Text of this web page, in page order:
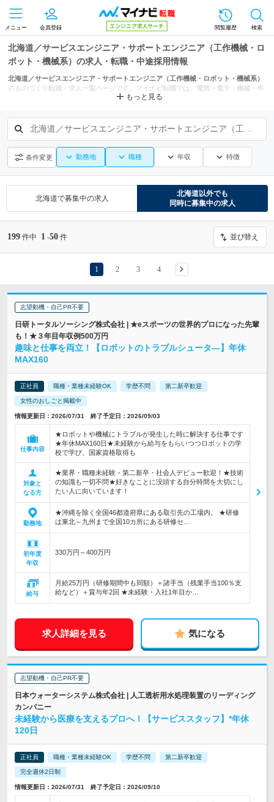
メニュー 会員登録 閲覧履歴 検索
北海道／サービスエンジニア・サポートエンジニア（工作機械・ロ
ボット・機械系）の求人・転職・中途採用情報
北海道／サービスエンジニア・サポートエンジニア（工作機械・ロボット・機械系）
のものづくり転職・求人一覧ページです。マイナビ転職では、電気・電子・機械・半
導体の転職・求人情報をサービスエンジニア・サポートエンジニア（家電・コンピュ
器系）、サービスエンジニア・サポートエンジニア（自動車・輸送用機器系）などの
条件からも探せます。
もっと見る
北海道／サービスエンジニア・サポートエンジニア（工作機械・ロボット・機械系）
条件変更 勤務地 職種 年収 特徴
北海道で募集中の求人
北海道以外でも
同時に募集中の求人
199 件中 1 -50 件 並び替え
1 2 3 4
志望動機・自己PR不要
日研トータルソーシング株式会社 | ★eスポーツの世界的プロになった先輩
も！★３年目年収例500万円
趣味と仕事を両立！【ロボットのトラブルシュータ―】年休
MAX160
正社員 職種・業種未経験OK 学歴不問 第二新卒歓迎
女性のおしごと掲載中
情報更新日：2026/07/31 終了予定日：2026/09/03
仕事内容
★ロボットや機械にトラブルが発生した時に解決する仕事です
★年休MAX160日★未経験から給与をもらいつつロボットの学
校で学び、国家資格取得も
対象と
なる方
★業界・職種未経験・第二新卒・社会人デビュー歓迎！★技術
の知識も一切不問★好きなことに没頭する自分時間を大切にし
たい人に向いています！
勤務地
★沖縄を除く全国46都道府県にある取引先の工場内。 ★研修
は東北～九州まで全国10カ所にある研修セ…
初年度
年収
330万円～400万円
給与
月給25万円（研修期間中も同額）＋諸手当（残業手当100％支
給など）＋賞与年2回 ★未経験・入社1年目か…
求人詳細を見る 気になる
志望動機・自己PR不要
日本ウォーターシステム株式会社 | 人工透析用水処理装置のリーディング
カンパニー
未経験から医療を支えるプロへ！【サービススタッフ】*年休
120日
正社員 職種・業種未経験OK 学歴不問 第二新卒歓迎
完全週休2日制
情報更新日：2026/07/31 終了予定日：2026/09/10